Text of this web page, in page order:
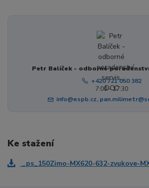
Petr Balíček - odborné
+420 721 050 382
7:00 - 17:30
info@espb.cz,
Ke stažení
_ps_150Zimo-MX620-632-zvukove-